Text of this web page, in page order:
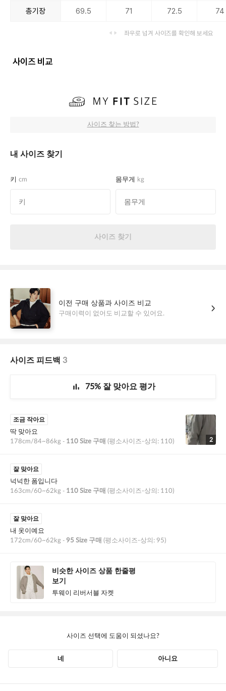
총기장 69.5 71 72.5 74
좌우로 넘겨 사이즈를 확인해 보세요
사이즈 비교